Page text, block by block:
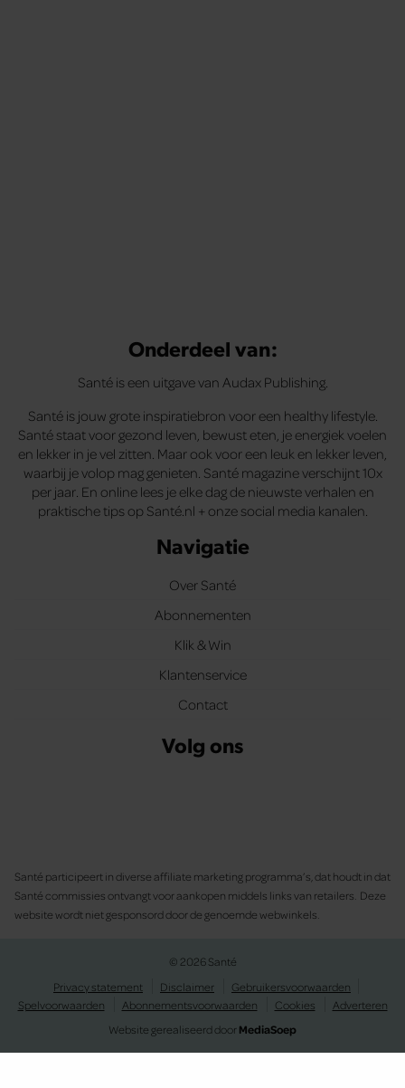
Onderdeel van:
Santé is een uitgave van Audax Publishing.
Santé is jouw grote inspiratiebron voor een healthy lifestyle.
Santé staat voor gezond leven, bewust eten, je energiek voelen
en lekker in je vel zitten. Maar ook voor een leuk en lekker leven,
waarbij je volop mag genieten. Santé magazine verschijnt 10x
per jaar. En online lees je elke dag de nieuwste verhalen en
praktische tips op Santé.nl + onze social media kanalen.
Navigatie
Over Santé
Abonnementen
Klik & Win
Klantenservice
Contact
Volg ons
Santé participeert in diverse affiliate marketing programma’s, dat houdt in dat
Santé commissies ontvangt voor aankopen middels links van retailers. Deze
website wordt niet gesponsord door de genoemde webwinkels.
© 2026 Santé
Privacy statement
Disclaimer
Gebruikersvoorwaarden
Spelvoorwaarden
Abonnementsvoorwaarden Cookies
Adverteren
Website gerealiseerd doorMediaSoep